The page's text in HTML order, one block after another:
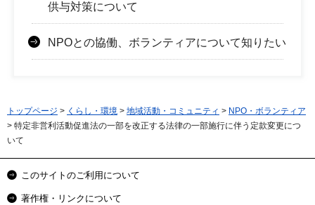
供与対策について
NPOとの協働、ボランティアについて知りたい
トップページ > くらし・環境 > 地域活動・コミュニティ > NPO・ボランティア
> 特定非営利活動促進法の一部を改正する法律の一部施行に伴う定款変更につ
いて
このサイトのご利用について
著作権・リンクについて